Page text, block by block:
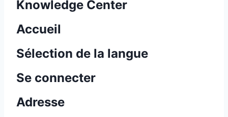
Knowledge Center
Accueil
Sélection de la langue
Se connecter
Adresse